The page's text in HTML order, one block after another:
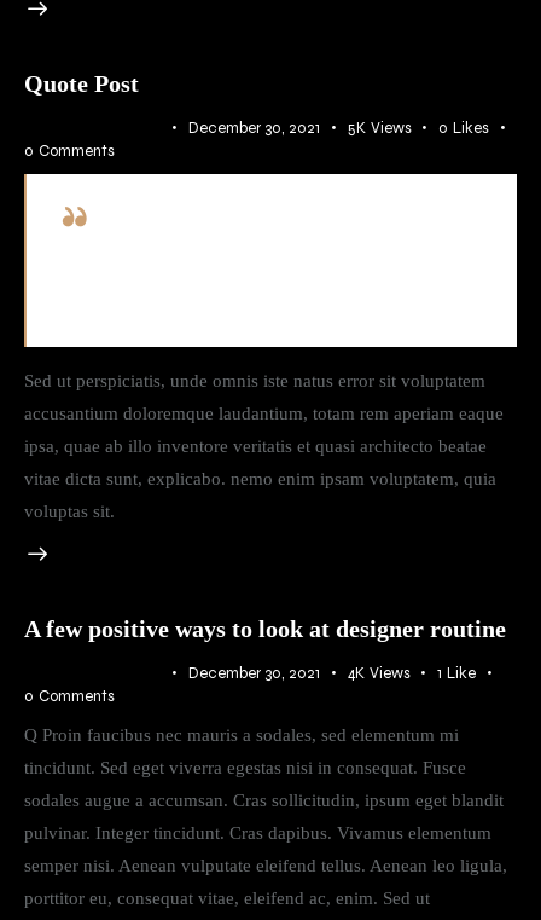
Quote Post
December 30, 2021 5K Views 0 Likes
0 Comments
Sed ut perspiciatis, unde omnis iste natus error sit voluptatem
accusantium doloremque laudantium, totam rem aperiam eaque
ipsa, quae ab illo inventore veritatis et quasi architecto beatae
vitae dicta sunt, explicabo. nemo enim ipsam voluptatem, quia
voluptas sit.
A few positive ways to look at designer routine
December 30, 2021 4K Views 1 Like
0 Comments
Q Proin faucibus nec mauris a sodales, sed elementum mi
tincidunt. Sed eget viverra egestas nisi in consequat. Fusce
sodales augue a accumsan. Cras sollicitudin, ipsum eget blandit
pulvinar. Integer tincidunt. Cras dapibus. Vivamus elementum
semper nisi. Aenean vulputate eleifend tellus. Aenean leo ligula,
porttitor eu, consequat vitae, eleifend ac, enim. Sed ut